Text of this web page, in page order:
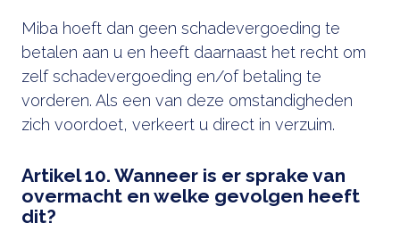
Miba hoeft dan geen schadevergoeding te
betalen aan u en heeft daarnaast het recht om
zelf schadevergoeding en/of betaling te
vorderen. Als een van deze omstandigheden
zich voordoet, verkeert u direct in verzuim.
Artikel 10. Wanneer is er sprake van
overmacht en welke gevolgen heeft
dit?